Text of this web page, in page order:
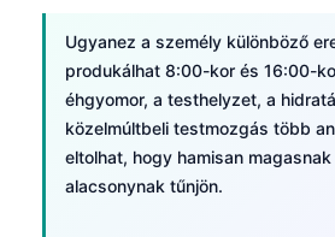
Ugyanez a személy különböző
produkálhat 8:00-kor és 16:00-
éhgyomor, a testhelyzet, a
közelmúltbeli testmozgás több
eltolhat, hogy hamisan
alacsonynak tűnjön.